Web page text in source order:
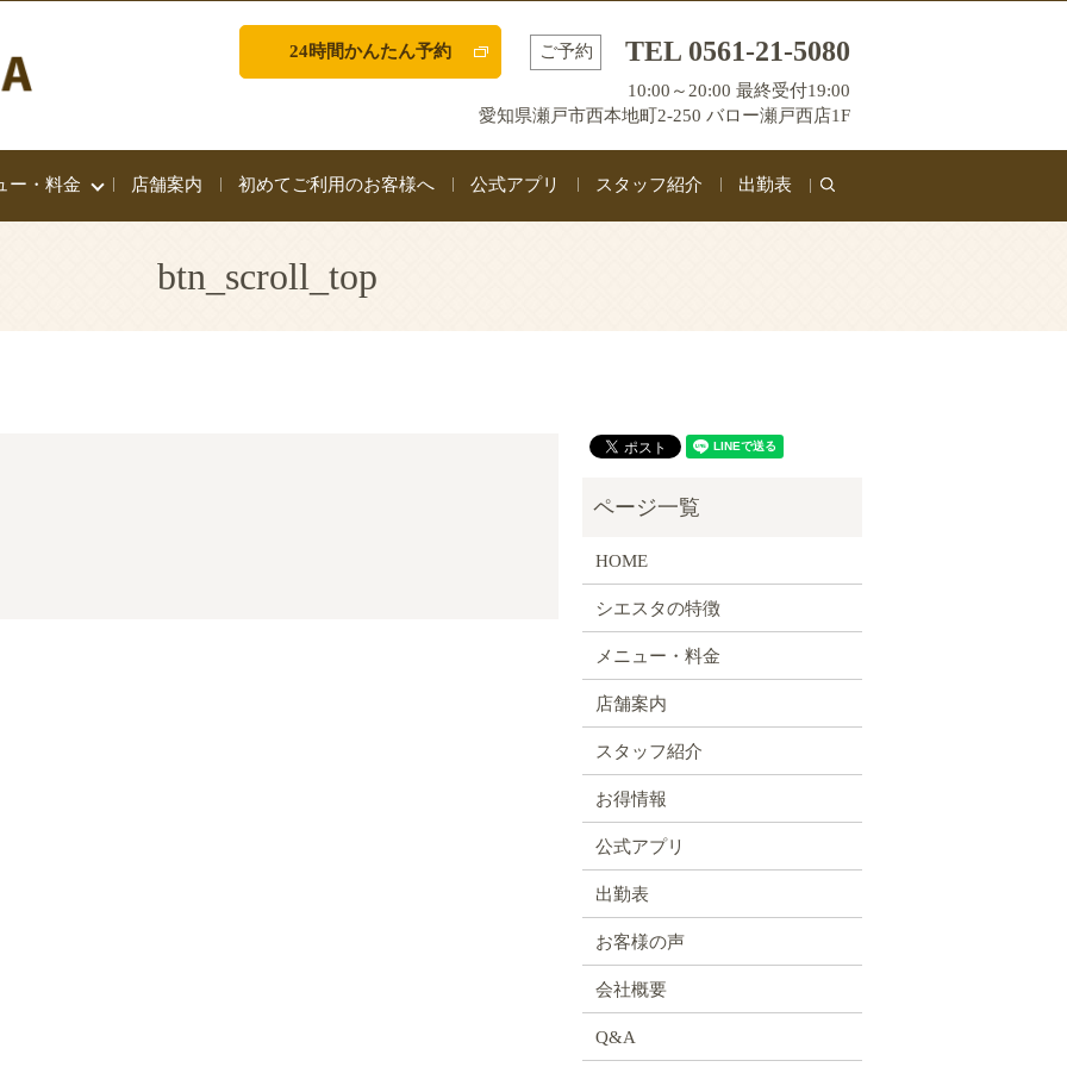
24時間かんたん予約 ご予約 TEL 0561-21-5080
10:00～20:00 最終受付19:00
愛知県瀬戸市西本地町2-250 バロー瀬戸西店1F
ー・料金 店舗案内 初めてご利用のお客様へ 公式アプリ スタッフ紹介 出勤表
search
btn_scroll_top
HOME
シエスタの特徴
メニュー・料金
店舗案内
スタッフ紹介
お得情報
公式アプリ
出勤表
お客様の声
会社概要
Q&A